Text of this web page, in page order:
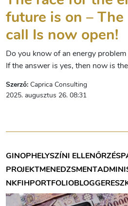
future is on – The
call Is now open!
Do you know of an energy
If the answer is yes, then now is
Szerző: Caprica Consulting
2025. augusztus 26. 08:31
GINOPHELYSZÍNI ELLENŐRZÉS
PROJEKTMENEDZSMENT
NKFIHPORTFOLIOBLOGGER